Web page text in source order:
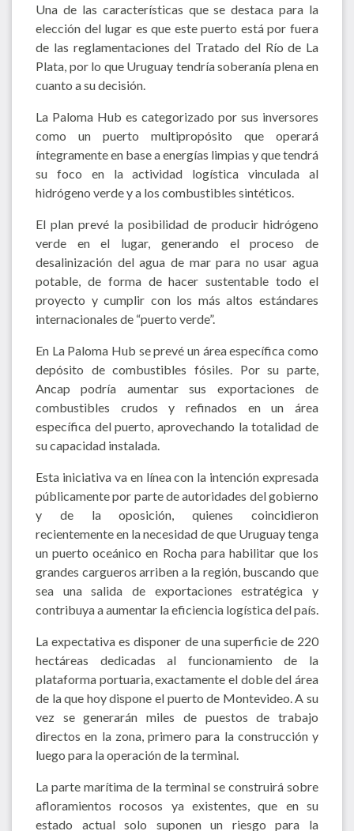
Una de las características que se destaca para la
elección del lugar es que este puerto está por fuera
de las reglamentaciones del Tratado del Río de La
Plata, por lo que Uruguay tendría soberanía plena en
cuanto a su decisión.
La Paloma Hub es categorizado por sus inversores
como un puerto multipropósito que operará
íntegramente en base a energías limpias y que tendrá
su foco en la actividad logística vinculada al
hidrógeno verde y a los combustibles sintéticos.
El plan prevé la posibilidad de producir hidrógeno
verde en el lugar, generando el proceso de
desalinización del agua de mar para no usar agua
potable, de forma de hacer sustentable todo el
proyecto y cumplir con los más altos estándares
internacionales de “puerto verde”.
En La Paloma Hub se prevé un área específica como
depósito de combustibles fósiles. Por su parte,
Ancap podría aumentar sus exportaciones de
combustibles crudos y refinados en un área
específica del puerto, aprovechando la totalidad de
su capacidad instalada.
Esta iniciativa va en línea con la intención expresada
públicamente por parte de autoridades del gobierno
y de la oposición, quienes coincidieron
recientemente en la necesidad de que Uruguay tenga
un puerto oceánico en Rocha para habilitar que los
grandes cargueros arriben a la región, buscando que
sea una salida de exportaciones estratégica y
contribuya a aumentar la eficiencia logística del país.
La expectativa es disponer de una superficie de 220
hectáreas dedicadas al funcionamiento de la
plataforma portuaria, exactamente el doble del área
de la que hoy dispone el puerto de Montevideo. A su
vez se generarán miles de puestos de trabajo
directos en la zona, primero para la construcción y
luego para la operación de la terminal.
La parte marítima de la terminal se construirá sobre
afloramientos rocosos ya existentes, que en su
estado actual solo suponen un riesgo para la